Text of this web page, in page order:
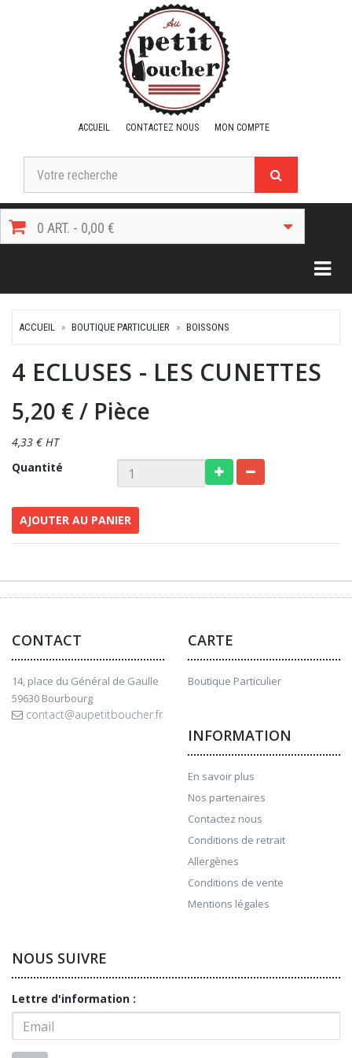
ACCUEIL CONTACTEZ NOUS MON COMPTE
0 ART. - 0,00 €
ACCUEIL BOUTIQUE PARTICULIER BOISSONS
4 ECLUSES - LES CUNETTES
5,20 €/ Pièce
4,33 € HT
Quantité
AJOUTER AU PANIER
CONTACT
14, place du Général de Gaulle
59630 Bourbourg
contact@aupetitboucher.fr
CARTE
Boutique Particulier
INFORMATION
En savoir plus
Nos partenaires
Contactez nous
Conditions de retrait
Allergènes
Conditions de vente
Mentions légales
NOUS SUIVRE
Lettre d'information :